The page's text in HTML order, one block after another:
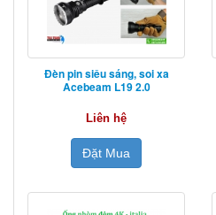
Đèn pin siêu sáng, soi xa
Acebeam L19 2.0
Liên hệ
Đặt Mua